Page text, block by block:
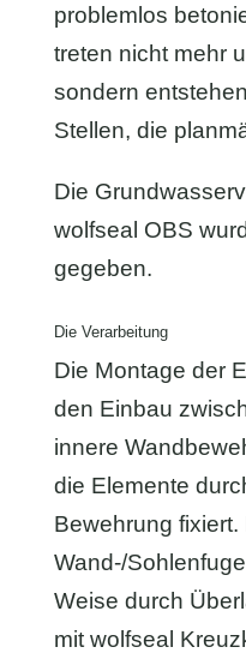
problemlos
treten nicht mehr
sondern
Stellen, die
Die
wolfseal OBS
gegeben.
Die Verarbeitung
Die Montage der
den Einbau
innere
die Elemente
Bewehrung
Wand-/
Weise durch
mit wolfseal